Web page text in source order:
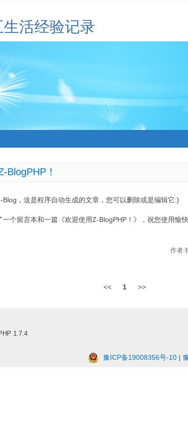
活经验记录
BlogPHP！
Blog，这是程序自动生成的文章，您可以删除或是编辑它:)
一个留言本和一篇《欢迎使用Z-BlogPHP！》，祝您使用愉快
作者:
<< 1 >>
1.7.4
豫ICP备19008356号-10 |